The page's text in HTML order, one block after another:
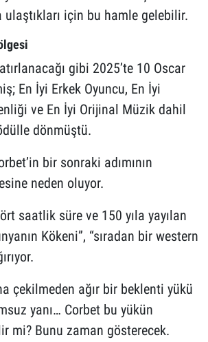
ulaştıkları için bu hamle gelebilir.
gibi 2025’te 10 Oscar
En İyi Erkek Oyuncu, En İyi
ve En İyi Orijinal Müzik dahil
dönmüştü.
bir sonraki adımının
neden oluyor.
saatlik süre ve 150 yıla yayılan
Kökeni”, “sıradan bir western
çekilmeden ağır bir beklenti yükü
yanı… Corbet bu yükün
mi? Bunu zaman gösterecek.